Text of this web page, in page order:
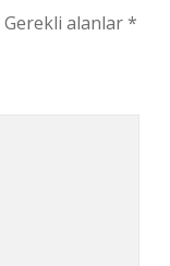
Gerekli alanlar*